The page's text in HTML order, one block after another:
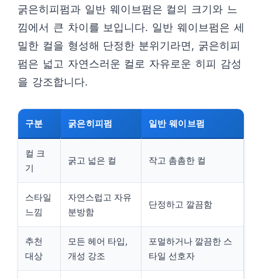
굵은히피펌과 일반 웨이브펌은 컬의 크기와 느
낌에서 큰 차이를 보입니다. 일반 웨이브펌은 세
밀한 컬을 형성해 단정한 분위기라면, 굵은히피
펌은 넓고 자연스러운 컬로 자유로운 히피 감성
을 강조합니다.
구분 굵은히피펌 일반 웨이브펌
컬 크
기
굵고 넓은 컬 작고 촘촘한 컬
스타일
느낌
자연스럽고 자유
분방함
단정하고 깔끔함
추천
대상
모든 헤어 타입,
개성 강조
포멀하거나 깔끔한 스
타일 선호자